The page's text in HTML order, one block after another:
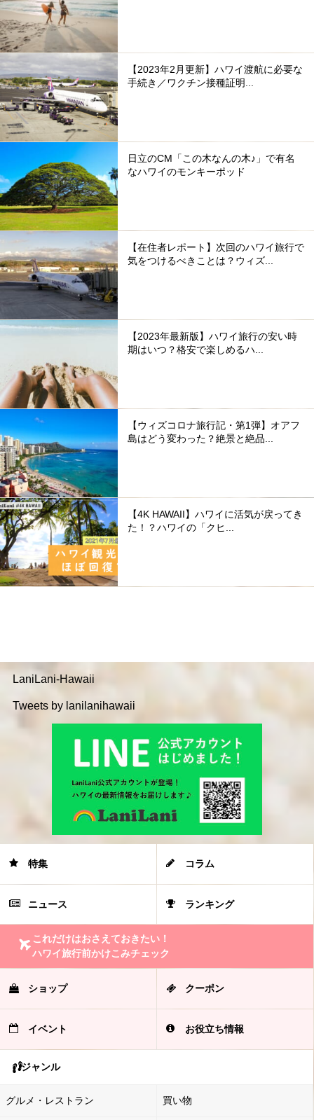
【2023年2月更新】ハワイ渡航に必要な
手続き／ワクチン接種証明...
日立のCM「この木なんの木♪」で有名
なハワイのモンキーポッド
【在住者レポート】次回のハワイ旅行で
気をつけるべきことは？ウィズ...
【2023年最新版】ハワイ旅行の安い時
期はいつ？格安で楽しめるハ...
【ウィズコロナ旅行記・第1弾】オアフ
島はどう変わった？絶景と絶品...
【4K HAWAII】ハワイに活気が戻ってき
た！？ハワイの「クヒ...
LaniLani-Hawaii
Tweets by lanilanihawaii
特集 コラム
ニュース ランキング
これだけはおさえておきたい！
ハワイ旅行前かけこみチェック
ショップ クーポン
イベント お役立ち情報
ジャンル
グルメ・レストラン 買い物